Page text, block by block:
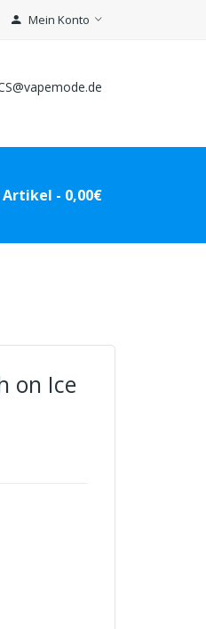
Mein Konto
Artikel - 0,00€
on Ice